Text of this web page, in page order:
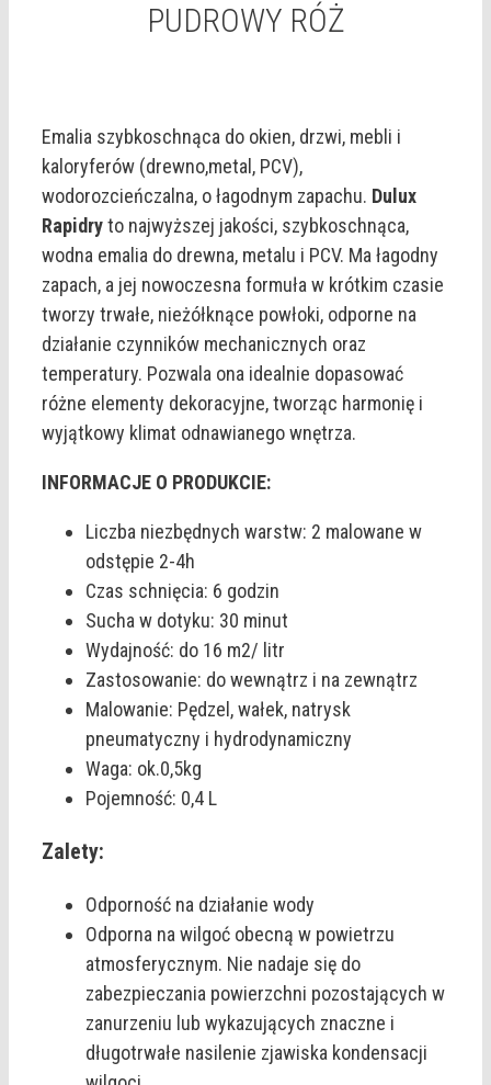
PUDROWY RÓŻ
Emalia szybkoschnąca do okien, drzwi, mebli i
kaloryferów (drewno,metal, PCV),
wodorozcieńczalna, o łagodnym zapachu. Dulux
Rapidryto najwyższej jakości, szybkoschnąca,
wodna emalia do drewna, metalu i PCV. Ma łagodny
zapach, a jej nowoczesna formuła w krótkim czasie
tworzy trwałe, nieżółknące powłoki, odporne na
działanie czynników mechanicznych oraz
temperatury. Pozwala ona idealnie dopasować
różne elementy dekoracyjne, tworząc harmonię i
wyjątkowy klimat odnawianego wnętrza.
INFORMACJE O PRODUKCIE:
Liczba niezbędnych warstw: 2 malowane w
odstępie 2-4h
Czas schnięcia: 6 godzin
Sucha w dotyku: 30 minut
Wydajność: do 16 m2/ litr
Zastosowanie: do wewnątrz i na zewnątrz
Malowanie: Pędzel, wałek, natrysk
pneumatyczny i hydrodynamiczny
Waga: ok.0,5kg
Pojemność: 0,4 L
Zalety:
Odporność na działanie wody
Odporna na wilgoć obecną w powietrzu
atmosferycznym. Nie nadaje się do
zabezpieczania powierzchni pozostających w
zanurzeniu lub wykazujących znaczne i
długotrwałe nasilenie zjawiska kondensacji